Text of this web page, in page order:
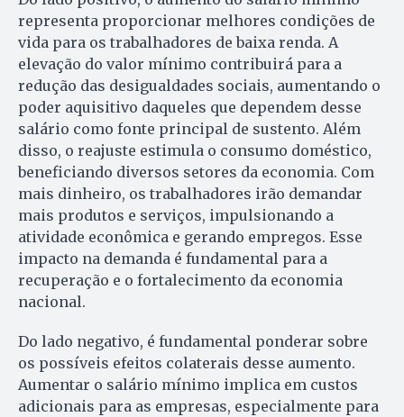
representa proporcionar melhores condições de
vida para os trabalhadores de baixa renda. A
elevação do valor mínimo contribuirá para a
redução das desigualdades sociais, aumentando o
poder aquisitivo daqueles que dependem desse
salário como fonte principal de sustento. Além
disso, o reajuste estimula o consumo doméstico,
beneficiando diversos setores da economia. Com
mais dinheiro, os trabalhadores irão demandar
mais produtos e serviços, impulsionando a
atividade econômica e gerando empregos. Esse
impacto na demanda é fundamental para a
recuperação e o fortalecimento da economia
nacional.
Do lado negativo, é fundamental ponderar sobre
os possíveis efeitos colaterais desse aumento.
Aumentar o salário mínimo implica em custos
adicionais para as empresas, especialmente para